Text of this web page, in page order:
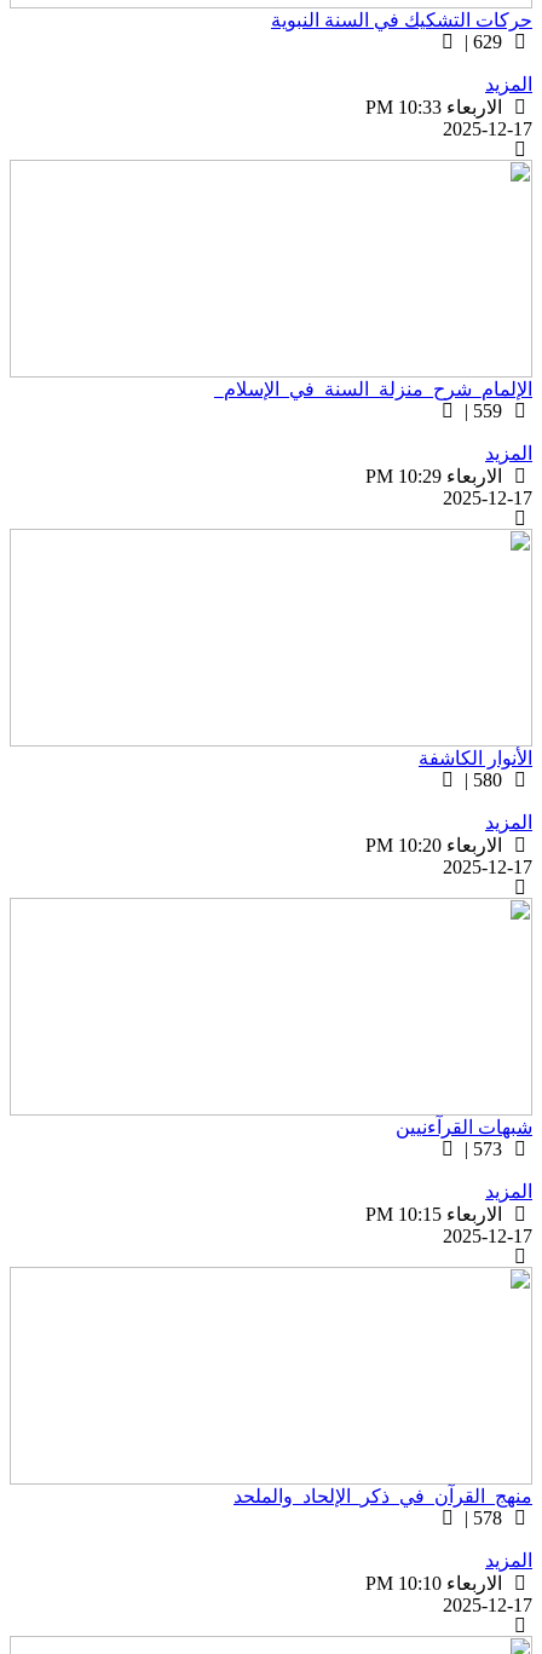
التشكيك في السنة النبوية
629 |
الاربعاء PM 10:33
2025-12-
559 |
الاربعاء PM 10:29
2025-12-
الكاشفة
580 |
الاربعاء PM 10:20
2025-12-
القرآءنيين
573 |
الاربعاء PM 10:15
2025-12-
578 |
الاربعاء PM 10:10
2025-12-